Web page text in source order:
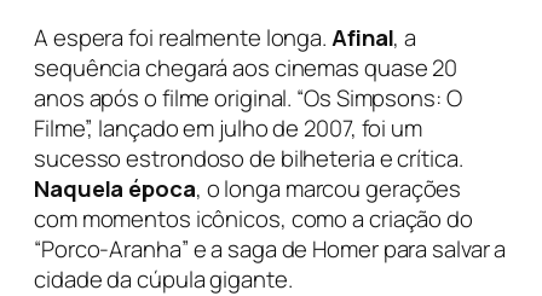
A espera foi realmente longa.Afinal, a
sequência chegará aos cinemas quase 20
anos após o filme original. “Os Simpsons: O
Filme”, lançado em julho de 2007, foi um
sucesso estrondoso de bilheteria e crítica.
Naquela época, o longa marcou gerações
com momentos icônicos, como a criação do
“Porco-Aranha” e a saga de Homer para salvar a
cidade da cúpula gigante.